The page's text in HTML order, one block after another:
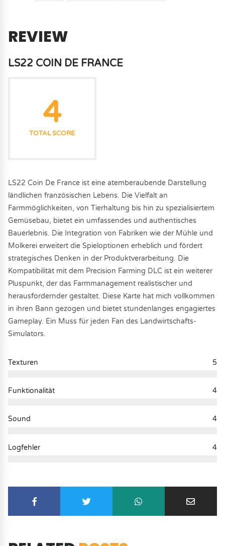
REVIEW
LS22 COIN DE FRANCE
4
TOTAL SCORE
LS22 Coin De France ist eine atemberaubende Darstellung
ländlichen französischen Lebens. Die Vielfalt an
Farmmöglichkeiten, von Tierhaltung bis hin zu spezialisiertem
Gemüsebau, bietet ein umfassendes und authentisches
Bauerlebnis. Die Integration von Fabriken wie der Mühle und
Molkerei erweitert die Spieloptionen erheblich und fördert
strategisches Denken in der Produktverarbeitung. Die
Kompatibilität mit dem Precision Farming DLC ist ein weiterer
Pluspunkt, der das Farmmanagement realistischer und
herausfordernder gestaltet. Diese Karte hat mich vollkommen
in ihren Bann gezogen und bietet stundenlanges engagiertes
Gameplay. Ein Muss für jeden Fan des Landwirtschafts-
Simulators.
Texturen 5
Funktionalität 4
Sound 4
Logfehler 4